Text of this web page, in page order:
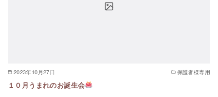
2023年10月27日 保護者様専用
１０月うまれのお誕生会